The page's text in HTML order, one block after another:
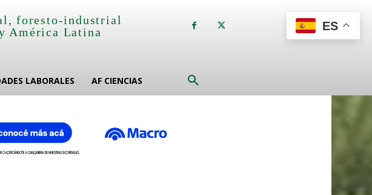
foresto-industrial
América Latina
LABORALES AF CIENCIAS
ES